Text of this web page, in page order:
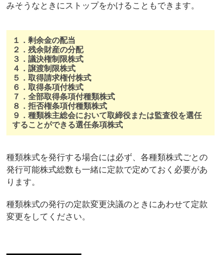
みそうなときにストップをかけることもできます。
１．剰余金の配当
２．残余財産の分配
３．議決権制限株式
４．譲渡制限株式
５．取得請求権付株式
６．取得条項付株式
７．全部取得条項付種類株式
８．拒否権条項付種類株式
９．種類株主総会において取締役または監査役を選任
することができる選任条項株式
種類株式を発行する場合には必ず、各種類株式ごとの
発行可能株式総数も一緒に定款で定めておく必要があ
ります。
種類株式の発行の定款変更決議のときにあわせて定款
変更をしてください。